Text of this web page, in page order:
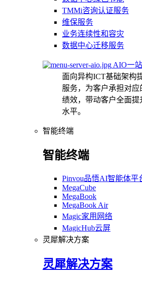
TMMi咨询认证服务
维保服务
业务连续性和容灾
数据中心迁移服务
AIO一
面向异构ICT基础架构
服务，为客户承担对
绩效，带动客户全面
水平。
智能终端
智能终端
Pinvou品悟AI智能体平
MegaCube
MegaBook
MegaBook Air
Magic家用网络
MagicHub云屏
灵犀解决方案
灵犀解决方案